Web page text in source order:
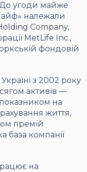
До угоди майже
належали
Company,
MetLife Inc.,
фондовій
з 2002 року
активів —
на
життя,
премій
база компанії
на